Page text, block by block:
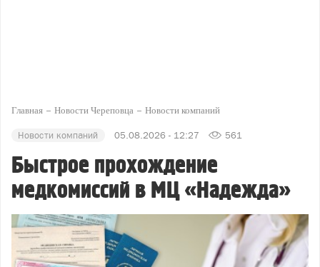
Главная Новости Череповца Новости компаний
Новости компаний 05.08.2026 - 12:27 561
Быстрое прохождение
медкомиссий в МЦ «Надежда»